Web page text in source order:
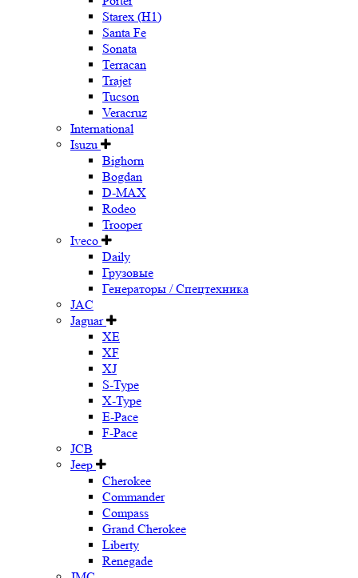
Starex (H1)
Santa Fe
Sonata
Terracan
Trajet
Tucson
Veracruz
International
Isuzu
Bighorn
Bogdan
D-MAX
Rodeo
Trooper
Iveco
Daily
Грузовые
Генераторы / Спецтехника
JAC
Jaguar
XE
XF
XJ
S-Type
X-Type
E-Pace
F-Pace
JCB
Jeep
Cherokee
Commander
Compass
Grand Cherokee
Liberty
Renegade